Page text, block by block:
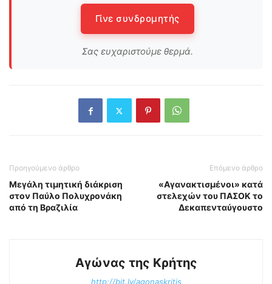
Γίνε συνδρομητής
Σας ευχαριστούμε θερμά.
Προηγούμενο άρθρο
Μεγάλη τιμητική διάκριση
στον Παύλο Πολυχρονάκη
από τη Βραζιλία
Επόμενο άρθρο
«Αγανακτισμένοι» κατά
στελεχών του ΠΑΣΟΚ το
Δεκαπενταύγουστο
Αγώνας της Κρήτης
http://bit.ly/agonaskritis